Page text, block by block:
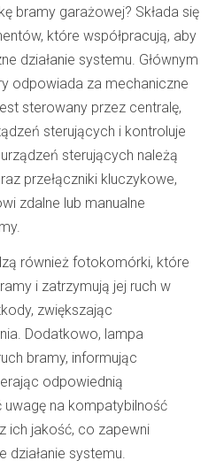
bramy garażowej? Składa się
które współpracują, aby
działanie systemu. Głównym
odpowiada za mechaniczne
sterowany przez centralę,
sterujących i kontroluje
sterujących należą
przełączniki kluczykowe,
zdalne lub manualne
również fotokomórki, które
i zatrzymują jej ruch w
zwiększając
Dodatkowo, lampa
bramy, informując
odpowiednią
na kompatybilność
ich jakość, co zapewni
działanie systemu.